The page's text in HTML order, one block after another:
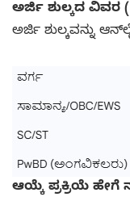
ಅರ್ಜಿ ಶುಲ್ಕದ ವಿವರ
ಅರ್ಜಿ ಶುಲ್ಕವನ್ನು
ಆಯ್ಕೆ ಪ್ರಕ್ರಿಯೆ ಹೇಗೆ